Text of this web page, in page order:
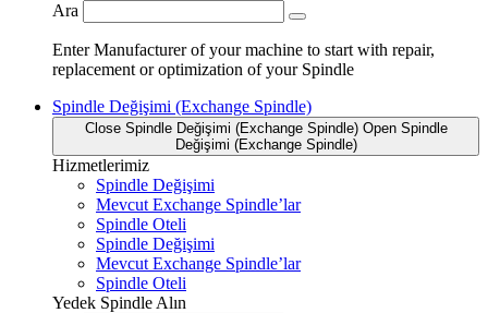
Ara
Enter Manufacturer of your machine to start with repair,
replacement or optimization of your Spindle
Spindle Değişimi (Exchange Spindle)
Close Spindle Değişimi (Exchange Spindle) Open Spindle
Değişimi (Exchange Spindle)
Hizmetlerimiz
Spindle Değişimi
Mevcut Exchange Spindle’lar
Spindle Oteli
Spindle Değişimi
Mevcut Exchange Spindle’lar
Spindle Oteli
Yedek Spindle Alın